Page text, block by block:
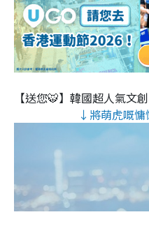
【送您🐯】韓國超人氣文
↓將萌虎嘅